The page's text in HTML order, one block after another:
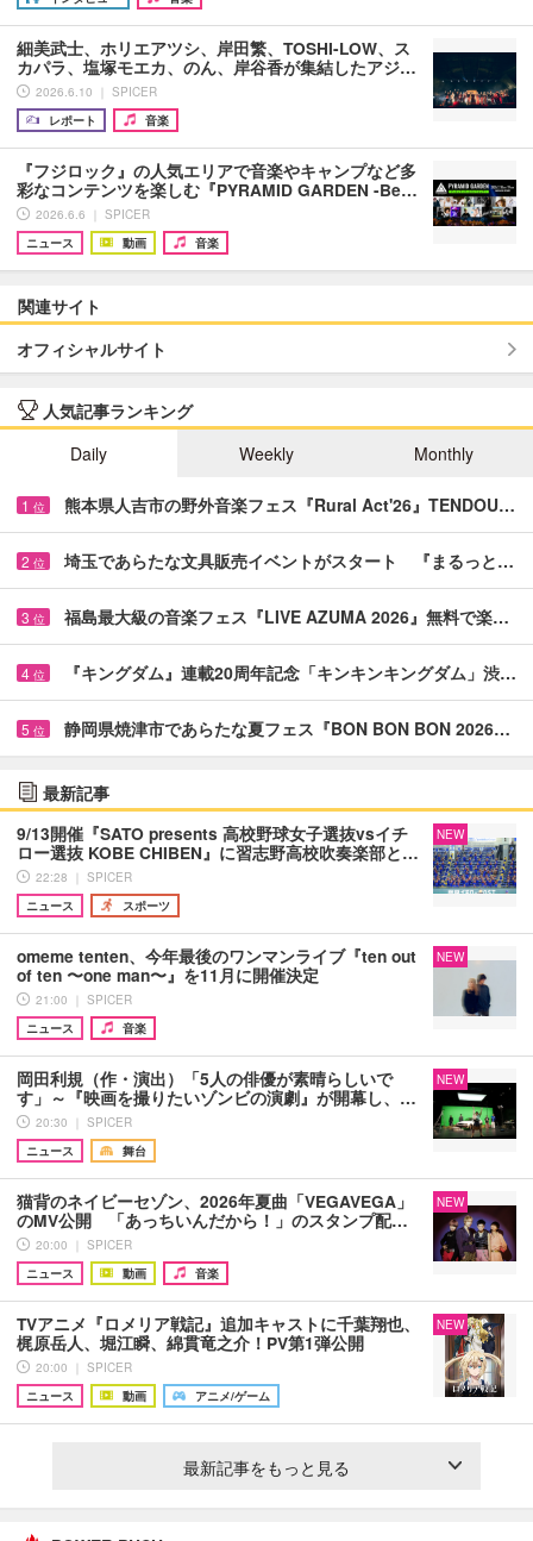
細美武士、ホリエアツシ、岸田繁、TOSHI-LOW、ス
カパラ、塩塚モエカ、のん、岸谷香が集結したアジ…
2026.6.10 ｜ SPICER
レポート
音楽
『フジロック』の人気エリアで音楽やキャンプなど多
彩なコンテンツを楽しむ『PYRAMID GARDEN -Be…
2026.6.6 ｜ SPICER
ニュース
動画 音楽
関連サイト
オフィシャルサイト
人気記事ランキング
Daily
Weekly Monthly
1 位 熊本県人吉市の野外音楽フェス『Rural Act'26』TENDOU…
2 位 埼玉であらたな文具販売イベントがスタート 『まるっと…
3 位 福島最大級の音楽フェス『LIVE AZUMA 2026』無料で楽…
4 位 『キングダム』連載20周年記念「キンキンキングダム」渋…
5 位 静岡県焼津市であらたな夏フェス『BON BON BON 2026…
最新記事
9/13開催『SATO presents 高校野球女子選抜vsイチ
ロー選抜 KOBE CHIBEN』に習志野高校吹奏楽部と…
22:28 ｜ SPICER
ニュース
スポーツ
NEW
omeme tenten、今年最後のワンマンライブ『ten out
of ten 〜one man〜』を11月に開催決定
21:00 ｜ SPICER
ニュース
音楽
NEW
岡田利規（作・演出）「5人の俳優が素晴らしいで
す」～『映画を撮りたいゾンビの演劇』が開幕し、…
20:30 ｜ SPICER
ニュース
舞台
NEW
猫背のネイビーセゾン、2026年夏曲「VEGAVEGA」
のMV公開 「あっちいんだから！」のスタンプ配…
20:00 ｜ SPICER
ニュース
動画 音楽
NEW
TVアニメ『ロメリア戦記』追加キャストに千葉翔也、
梶原岳人、堀江瞬、綿貫竜之介！PV第1弾公開
20:00 ｜ SPICER
ニュース
動画 アニメ/ゲーム
NEW
最新記事をもっと見る